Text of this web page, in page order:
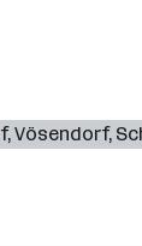
,Vösendorf,